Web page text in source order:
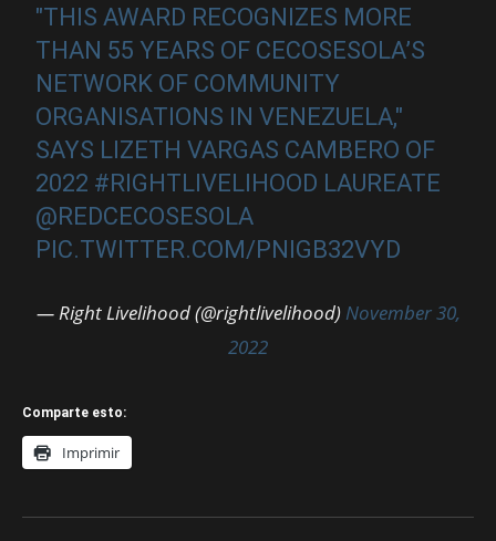
"THIS AWARD RECOGNIZES MORE
THAN 55 YEARS OF CECOSESOLA’S
NETWORK OF COMMUNITY
ORGANISATIONS IN VENEZUELA,"
SAYS LIZETH VARGAS CAMBERO OF
2022 #RIGHTLIVELIHOOD LAUREATE
@REDCECOSESOLA
PIC.TWITTER.COM/PNIGB32VYD
— Right Livelihood (@rightlivelihood) November 30,
2022
Comparte esto:
Imprimir